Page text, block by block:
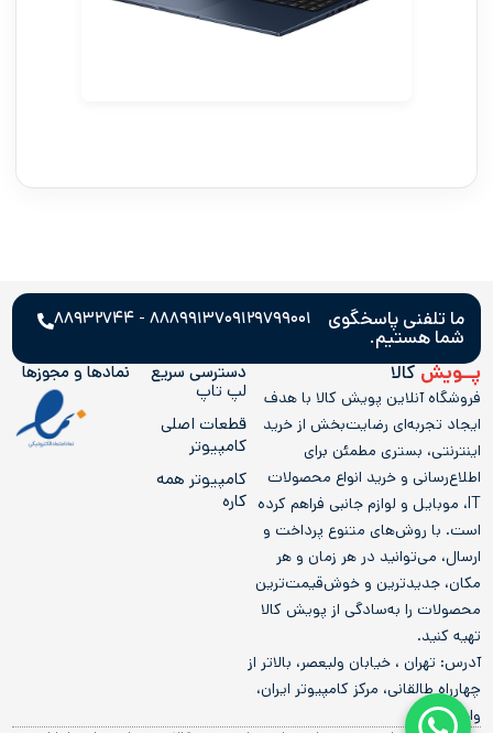
ما تلفنی پاسخگوی
شما هستیم.
۰۹۱۲۹۷۹۹۰۰۱۸۸۸۹۹۱۳۷ - ۸۸۹۳۲۷۴۴
پــویشکالا
فروشگاه آنلاین پویش کالا با هدف
ایجاد تجربه‌ای رضایت‌بخش از خرید
اینترنتی، بستری مطمئن برای
اطلاع‌رسانی و خرید انواع محصولات
IT، موبایل و لوازم جانبی فراهم کرده
است. با روش‌های متنوع پرداخت و
ارسال، می‌توانید در هر زمان و هر
مکان، جدیدترین و خوش‌قیمت‌ترین
محصولات را به‌سادگی از پویش کالا
تهیه کنید.
آدرس: تهران ، خیابان ولیعصر، بالاتر از
چهارراه طالقانی، مرکز کامپیوتر ایران،
واحد 205
دسترسی سریع
لپ تاپ
قطعات اصلی
کامپیوتر
کامپيوتر همه
کاره
نمادها و مجوز‌ها